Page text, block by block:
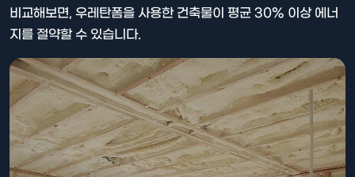
비교해보면, 우레탄폼을 사용한 건축물이 평균 30% 이상 에너
지를 절약할 수 있습니다.